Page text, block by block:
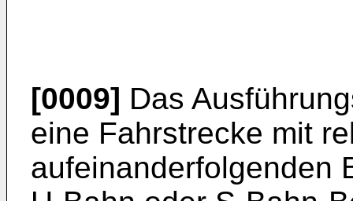
[0009] Das
eine Fahrstrecke mit
aufeinanderfolgenden